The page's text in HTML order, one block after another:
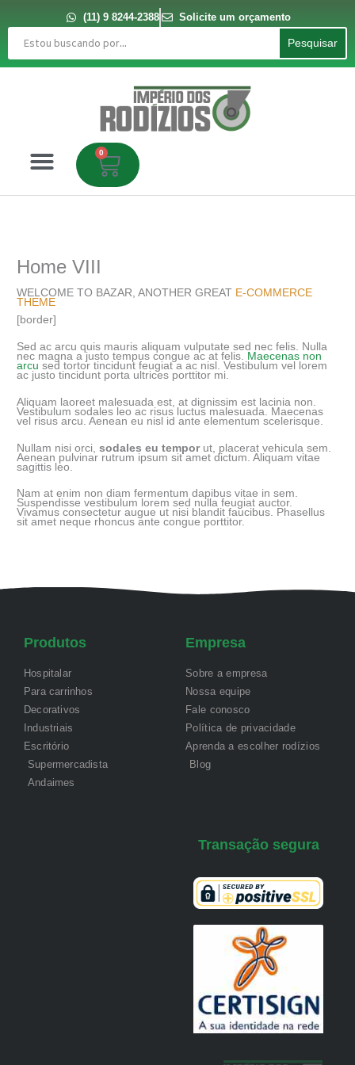
conteúdo
(11) 9 8244-2388
Solicite um orçamento
Pesquisar
Pesquisar
0
Carrinho
Home VIII
WELCOME TO BAZAR, ANOTHER GREAT E-COMMERCE
THEME
[border]
Sed ac arcu quis mauris aliquam vulputate sed nec felis. Nulla
nec magna a justo tempus congue ac at felis.
Maecenas non
arcu sed tortor tincidunt feugiat a ac nisl. Vestibulum vel lorem
ac justo tincidunt porta ultrices porttitor mi.
Aliquam laoreet malesuada est, at dignissim est lacinia non.
Vestibulum sodales leo ac risus luctus malesuada. Maecenas
vel risus arcu. Aenean eu nisl id ante elementum scelerisque.
Nullam nisi orci,sodales eu temporut, placerat vehicula sem.
Aenean pulvinar rutrum ipsum sit amet dictum. Aliquam vitae
sagittis leo.
Nam at enim non diam fermentum dapibus vitae in sem.
Suspendisse vestibulum lorem sed nulla feugiat auctor.
Vivamus consectetur augue ut nisi blandit faucibus. Phasellus
sit amet neque rhoncus ante congue porttitor.
Produtos
Hospitalar
Para carrinhos
Decorativos
Industriais
Escritório
Supermercadista
Andaimes
Empresa
Sobre a empresa
Nossa equipe
Fale conosco
Política de privacidade
Aprenda a escolher rodízios
Blog
Transação segura